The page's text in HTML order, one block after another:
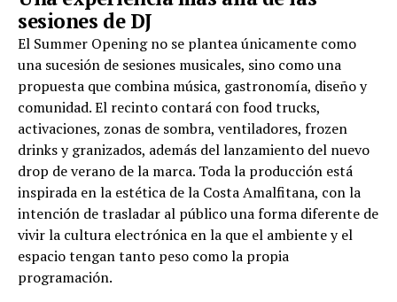
sesiones de DJ
El Summer Opening no se plantea únicamente como
una sucesión de sesiones musicales, sino como una
propuesta que combina música, gastronomía, diseño y
comunidad. El recinto contará con food trucks,
activaciones, zonas de sombra, ventiladores, frozen
drinks y granizados, además del lanzamiento del nuevo
drop de verano de la marca. Toda la producción está
inspirada en la estética de la Costa Amalfitana, con la
intención de trasladar al público una forma diferente de
vivir la cultura electrónica en la que el ambiente y el
espacio tengan tanto peso como la propia
programación.